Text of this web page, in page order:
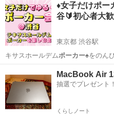
たしている、 ワイヤーハーネスの
製造を成形・プ...
♦️女子だけポー
谷🔰初心者大
東京都 渋谷駅
キサスホールデムポーカー♠️をのん
ー
会です！ … 集まる→ポーカーす
ーするだけで完結し… に老若男女参
め ...
渋谷区 渋谷駅 友
MacBook Air
抽選でプレゼント
くらしノート